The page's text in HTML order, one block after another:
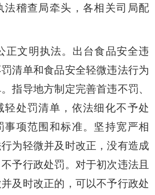
法稽查局牵头，各相关司局配
正文明执法。出台食品安全违
清单和食品安全轻微违法行为
指导地方制定完善首违不罚、
轻处罚清单，依法细化不予处
事项范围和标准。坚持宽严相
为轻微并及时改正，没有造成
予行政处罚。对于初次违法且
及时改正的，可以不予行政处